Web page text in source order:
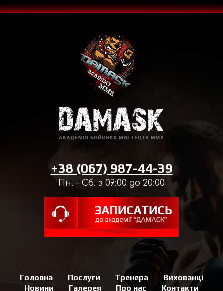
+38 (067) 987-44-39
Пн. - Сб. з 09:00 до 20:00
Головна Послуги Тренера
Вихованці
Новини
Галерея Про нас Контакти